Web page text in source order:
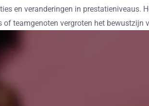
en veranderingen in prestatieniveaus.
teamgenoten vergroten het bewustzijn